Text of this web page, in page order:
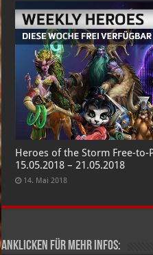
Heroes of the Storm Free-
15.05.2018 – 21.05.2018
14. Mai 2018
Anklicken für mehr Infos: